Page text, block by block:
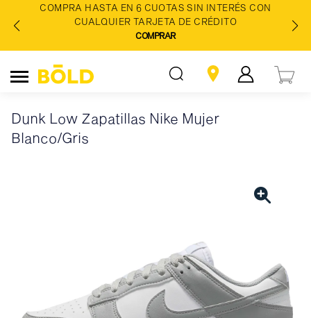
COMPRA HASTA EN 6 CUOTAS SIN INTERÉS CON
CUALQUIER TARJETA DE CRÉDITO
COMPRAR
Dunk Low Zapatillas Nike Mujer
Blanco/Gris